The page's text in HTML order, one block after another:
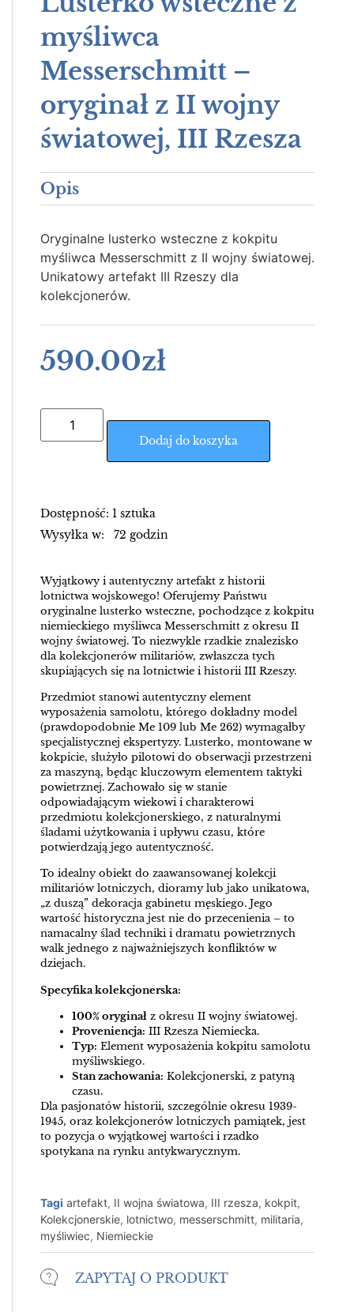
myśliwca
Messerschmitt –
oryginał z II wojny
światowej, III Rzesza
Opis
Oryginalne lusterko wsteczne z kokpitu
myśliwca Messerschmitt z II wojny światowej.
Unikatowy artefakt III Rzeszy dla
kolekcjonerów.
590.00zł
Dodaj do koszyka
Dostępność: 1 sztuka
Wysyłka w: 72 godzin
Wyjątkowy i autentyczny artefakt z historii
lotnictwa wojskowego! Oferujemy Państwu
oryginalne lusterko wsteczne, pochodzące z kokpitu
niemieckiego myśliwca Messerschmitt z okresu II
wojny światowej. To niezwykle rzadkie znalezisko
dla kolekcjonerów militariów, zwłaszcza tych
skupiających się na lotnictwie i historii III Rzeszy.
Przedmiot stanowi autentyczny element
wyposażenia samolotu, którego dokładny model
(prawdopodobnie Me 109 lub Me 262) wymagałby
specjalistycznej ekspertyzy. Lusterko, montowane w
kokpicie, służyło pilotowi do obserwacji przestrzeni
za maszyną, będąc kluczowym elementem taktyki
powietrznej. Zachowało się w stanie
odpowiadającym wiekowi i charakterowi
przedmiotu kolekcjonerskiego, z naturalnymi
śladami użytkowania i upływu czasu, które
potwierdzają jego autentyczność.
To idealny obiekt do zaawansowanej kolekcji
militariów lotniczych, dioramy lub jako unikatowa,
„z duszą” dekoracja gabinetu męskiego. Jego
wartość historyczna jest nie do przecenienia – to
namacalny ślad techniki i dramatu powietrznych
walk jednego z najważniejszych konfliktów w
dziejach.
Specyfika kolekcjonerska:
100% oryginał z okresu II wojny światowej.
Proveniencja: III Rzesza Niemiecka.
Typ: Element wyposażenia kokpitu samolotu
myśliwskiego.
Stan zachowania: Kolekcjonerski, z patyną
czasu.
Dla pasjonatów historii, szczególnie okresu 1939-
1945, oraz kolekcjonerów lotniczych pamiątek, jest
to pozycja o wyjątkowej wartości i rzadko
spotykana na rynku antykwarycznym.
Tagi artefakt, II wojna światowa, III rzesza, kokpit,
Kolekcjonerskie, lotnictwo, messerschmitt, militaria,
myśliwiec, Niemieckie
ZAPYTAJ O PRODUKT